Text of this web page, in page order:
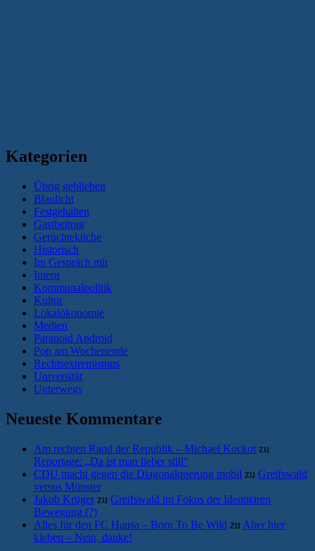
Kategorien
Übrig geblieben
Blaulicht
Festgehalten
Gastbeitrag
Gerüchteküche
Historisch
Im Gespräch mit
Intern
Kommunalpolitik
Kultur
Lokalökonomie
Medien
Paranoid Android
Pop am Wochenende
Rechtsextremismus
Universität
Unterwegs
Neueste Kommentare
Am rechten Rand der Republik – Michael Kockot zu
Reportage: „Da ist man lieber still“
CDU macht gegen die Diagonalquerung mobil zu Greifswald
versus Münster
Jakob Krüger zu Greifswald im Fokus der Identitären
Bewegung (?)
Alles für den FC Hansa – Born To Be Wild zu Aber hier
kleben – Nein, danke!